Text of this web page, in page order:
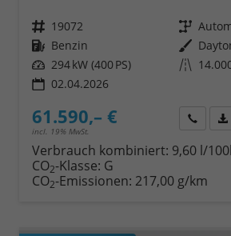
Fahrzeugnr. 19072 Getriebe
Kraftstoff Benzin Außenfarbe
Leistung 294 kW (400 PS) Kilometerstand
02.04.2026
61.590,– €
incl. 19% MwSt.
Wir
Verbrauch kombiniert: 9,60 l/
CO2-Klasse: G
CO2-Emissionen: 217,00 g/km